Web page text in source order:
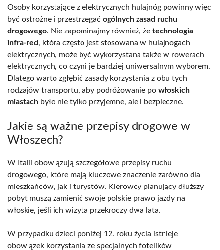
Osoby korzystające z elektrycznych hulajnóg powinny więc
być ostrożne i przestrzegać ogólnych zasad ruchu
drogowego. Nie zapominajmy również, że technologia
infra-red, która często jest stosowana w hulajnogach
elektrycznych, może być wykorzystana także w rowerach
elektrycznych, co czyni je bardziej uniwersalnym wyborem.
Dlatego warto zgłębić zasady korzystania z obu tych
rodzajów transportu, aby podróżowanie po włoskich
miastach było nie tylko przyjemne, ale i bezpieczne.
Jakie są ważne przepisy drogowe w
Włoszech?
W Italii obowiązują szczegółowe przepisy ruchu
drogowego, które mają kluczowe znaczenie zarówno dla
mieszkańców, jak i turystów. Kierowcy planujący dłuższy
pobyt muszą zamienić swoje polskie prawo jazdy na
włoskie, jeśli ich wizyta przekroczy dwa lata.
W przypadku dzieci poniżej 12. roku życia istnieje
obowiązek korzystania ze specjalnych fotelików